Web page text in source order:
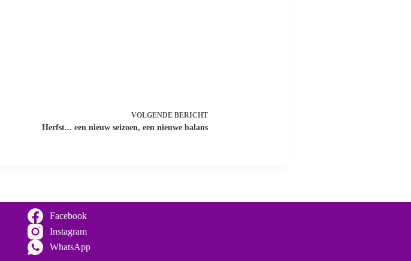
VOLGENDE BERICHT
Herfst... een nieuw seizoen, een nieuwe balans
Facebook
Instagram
WhatsApp